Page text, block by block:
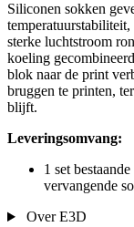
Siliconen sokken
sterke luchtstroom
koeling
blok naar de print
bruggen te printen,
blijft.
Leveringsomvang:
1 set
vervangende
Over E3D